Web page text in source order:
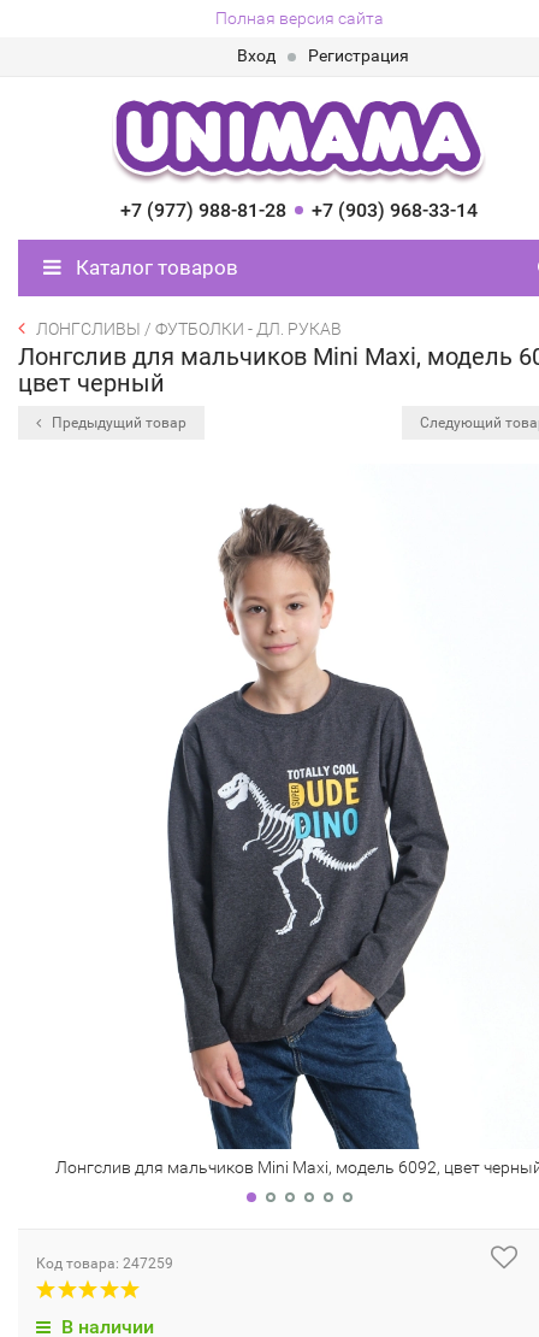
Полная версия сайта
Вход
Регистрация
+7 (977) 988-81-28 +7 (903) 968-33-14
Каталог товаров
ЛОНГСЛИВЫ / ФУТБОЛКИ - ДЛ. РУКАВ
Лонгслив для мальчиков Mini Maxi, модель
цвет черный
Предыдущий товар Следующий
Лонгслив для мальчиков Mini Maxi, модель 6092, цвет
Код товара: 247259
В наличии